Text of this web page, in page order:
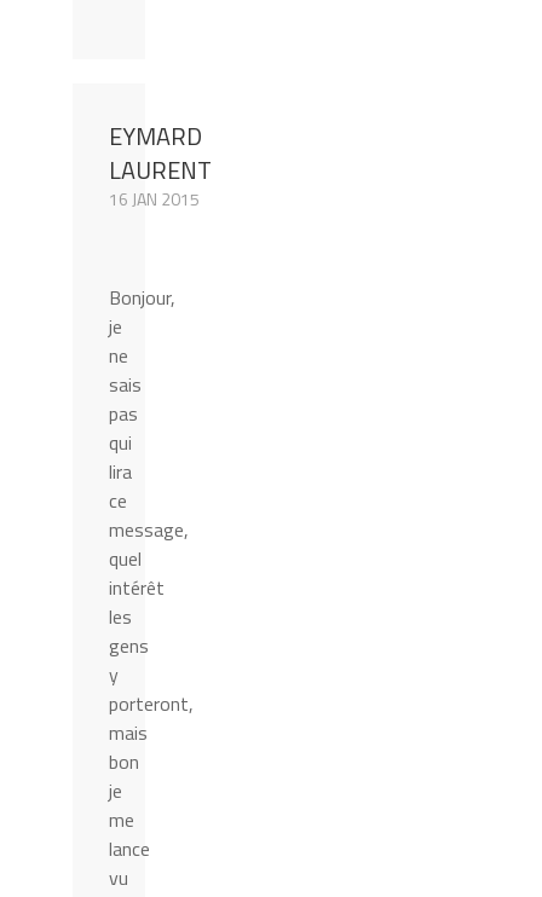
EYMARD
LAURENT
16 JAN 2015
Bonjour,
je
ne
sais
pas
qui
lira
ce
message,
quel
intérêt
les
gens
y
porteront,
mais
bon
je
me
lance
vu